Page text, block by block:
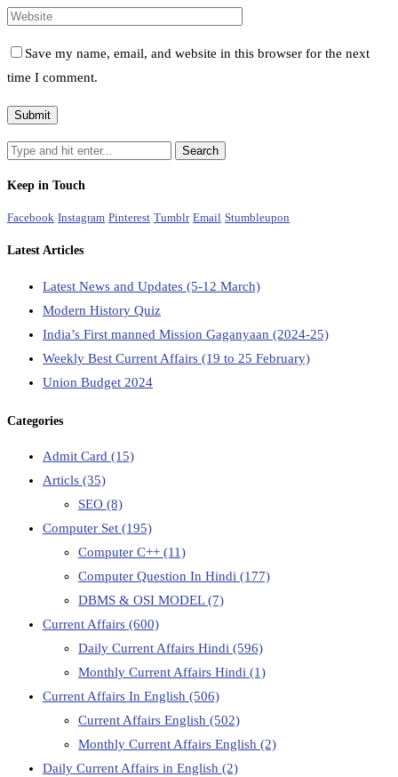
Save my name, email, and website in this browser for the next
time I comment.
Keep in Touch
Facebook Instagram Pinterest Tumblr Email Stumbleupon
Latest Articles
Latest News and Updates (5-12 March)
Modern History Quiz
India’s First manned Mission Gaganyaan (2024-25)
Weekly Best Current Affairs (19 to 25 February)
Union Budget 2024
Categories
Admit Card (15)
Articls (35)
SEO (8)
Computer Set (195)
Computer C++ (11)
Computer Question In Hindi (177)
DBMS & OSI MODEL(7)
Current Affairs (600)
Daily Current Affairs Hindi (596)
Monthly Current Affairs Hindi (1)
Current Affairs In English (506)
Current Affairs English (502)
Monthly Current Affairs English (2)
Daily Current Affairs in English (2)